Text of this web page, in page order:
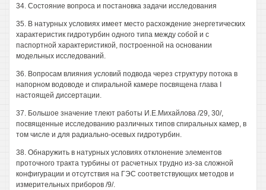
34. Состояние вопроса и постановка задачи исследования
35. В натурных условиях имеет место расхождение энергетических
характеристик гидротурбин одного типа между собой и с
паспортной характеристикой, построенной на основании
модельных исследований.
36. Вопросам влияния условий подвода через структуру потока в
напорном водоводе и спиральной камере посвящена глава I
настоящей диссертации.
37. Большое значение тлеют работы И.Е.Михайлова /29, 30/,
посвященные исследованию различных типов спиральных камер, в
том числе и для радиально-осевых гидротурбин.
38. Обнаружить в натурных условиях отклонение элементов
проточного тракта турбины от расчетных трудно из-за сложной
конфигурации и отсутствия на ГЭС соответствующих методов и
измерительных приборов /9/.